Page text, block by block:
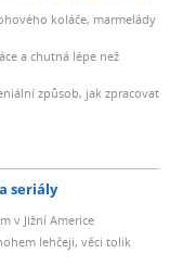
koláče, marmelády
a chutná lépe než
způsob, jak zpracovat
seriály
v Jižní Americe
lehčeji, věci tolik